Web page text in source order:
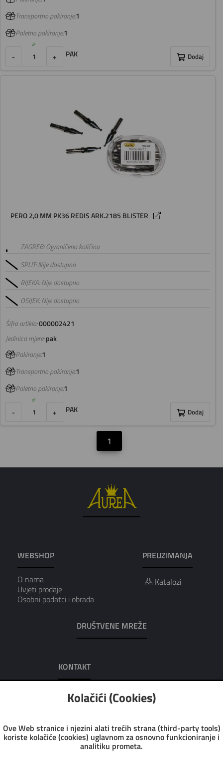
Transportno pakiranje:1
Paletno pakiranje:1
- + PAK Dodaj
PERO 2,0 MM PK36 REDIS ARK.2185 BLISTER
Šifra artikla:000002421
ZAGREB: Ograničena količina
SPLIT: Nije dostupno
RIJEKA: Nije dostupno
OSIJEK: Nije dostupno
Jedinica mjere:pak
Pakiranje:1
Transportno pakiranje:1
Paletno pakiranje:1
- + PAK Dodaj
1
WEBSHOP
O nama
Uvjeti prodaje
Osobni podatci i obrada
PREUZIMANJA
Katalozi
DRUŠTVENE MREŽE
KONTAKT
AUREA D.O.O.
Adresa: Dobrilina 7, 52100 Pula
Tel: 052/223-951
Fax: 052/223-972
Email: info@aurea.hr
Pon-Pet: 7:30 - 14:30
Kolačići (Cookies)
Ove Web stranice i njezini alati trećih strana (third-party tools)
koriste kolačiće (cookies) uglavnom za osnovno funkcioniranje i
analitiku prometa.